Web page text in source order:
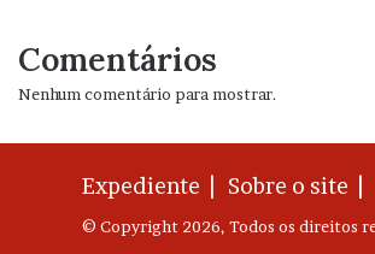
Comentários
Nenhum comentário para mostrar.
Expediente | Sobre o site |
© Copyright 2026, Todos os direitos